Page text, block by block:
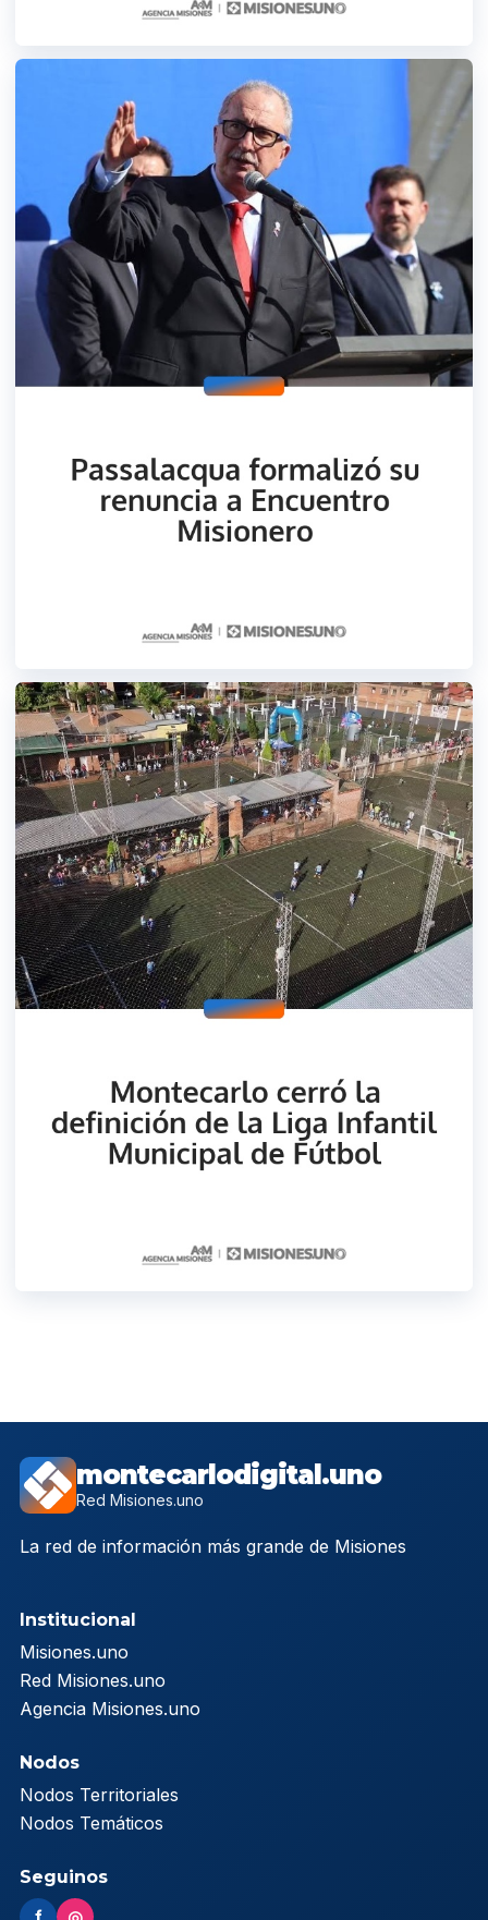
montecarlodigital.uno
Red Misiones.uno
La red de información más grande de Misiones
Institucional
Misiones.uno
Red Misiones.uno
Agencia Misiones.uno
Nodos
Nodos Territoriales
Nodos Temáticos
Seguinos